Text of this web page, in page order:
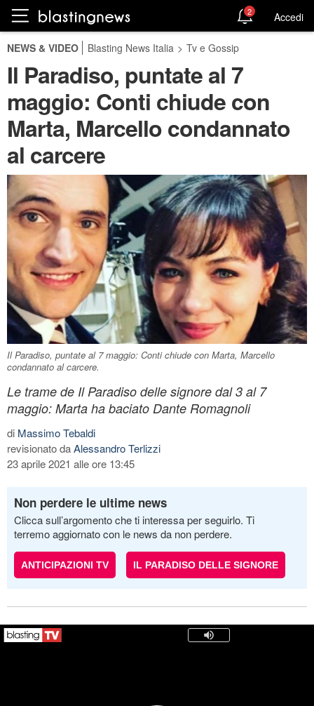
2 Accedi
NEWS & VIDEO Blasting News Italia > Tv e Gossip
Il Paradiso, puntate al 7
maggio: Conti chiude con
Marta, Marcello condannato
al carcere
Il Paradiso, puntate al 7 maggio: Conti chiude con Marta, Marcello
condannato al carcere.
Le trame de Il Paradiso delle signore dal 3 al 7
maggio: Marta ha baciato Dante Romagnoli
di Massimo Tebaldi
revisionato daAlessandro Terlizzi
23 aprile 2021 alle ore 13:45
Non perdere le ultime news
Clicca sull’argomento che ti interessa per seguirlo. Ti
terremo aggiornato con le news da non perdere.
ANTICIPAZIONI TV IL PARADISO DELLE SIGNORE